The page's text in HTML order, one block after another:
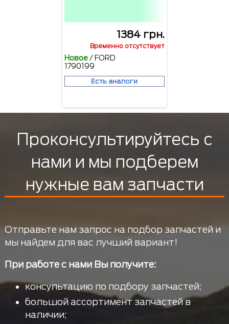
1384 грн.
Временно отсутствует
Новое/ FORD
1790199
Есть аналоги
Проконсультируйтесь с
нами и мы подберем
нужные вам запчасти
Отправьте нам запрос на подбор запчастей и
мы найдем для вас лучший вариант!
При работе с нами Вы получите:
консультацию по подбору запчастей;
большой ассортимент запчастей в
наличии;